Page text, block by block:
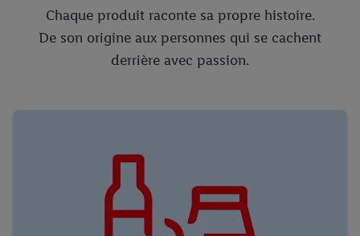
Chaque produit raconte sa propre histoire.
De son origine aux personnes qui se cachent
derrière avec passion.